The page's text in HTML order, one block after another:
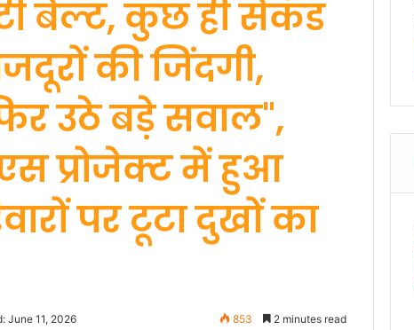
बेल्ट, कुछ ही सेकंड
की जिंदगी,
उठे बड़े सवाल",
प्रोजेक्ट में हुआ
पर टूटा दुखों का
June 11, 2026 853 2 minutes read